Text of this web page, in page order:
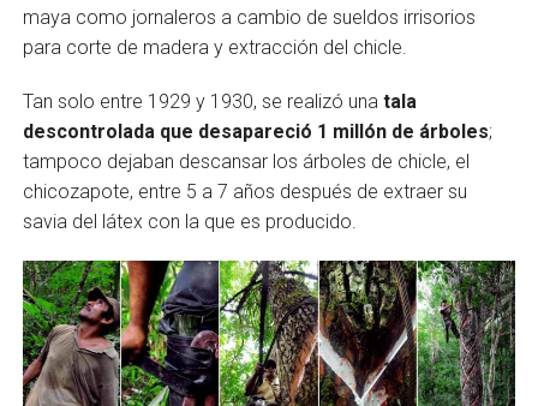
maya como jornaleros a cambio de sueldos irrisorios
para corte de madera y extracción del chicle.
Tan solo entre 1929 y 1930, se realizó una tala
descontrolada que desapareció 1 millón de árboles;
tampoco dejaban descansar los árboles de chicle, el
chicozapote, entre 5 a 7 años después de extraer su
savia del látex con la que es producido.